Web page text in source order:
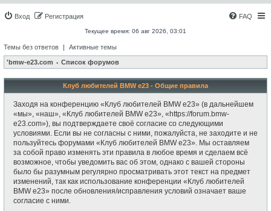
Вход Регистрация FAQ
Текущее время: 06 авг 2026, 03:01
Темы без ответов | Активные темы
'bmw-e23.com Список форумов
Клуб любителей BMW e23 - Общие правила
Заходя на конференцию «Клуб любителей BMW e23» (в дальнейшем
«мы», «наш», «Клуб любителей BMW e23», «https://forum.bmw-
e23.com»), вы подтверждаете своё согласие со следующими
условиями. Если вы не согласны с ними, пожалуйста, не заходите и не
пользуйтесь форумами «Клуб любителей BMW e23». Мы оставляем
за собой право изменять эти правила в любое время и сделаем всё
возможное, чтобы уведомить вас об этом, однако с вашей стороны
было бы разумным регулярно просматривать этот текст на предмет
изменений, так как использование конференции «Клуб любителей
BMW e23» после обновления/исправления условий означает ваше
согласие с ними.